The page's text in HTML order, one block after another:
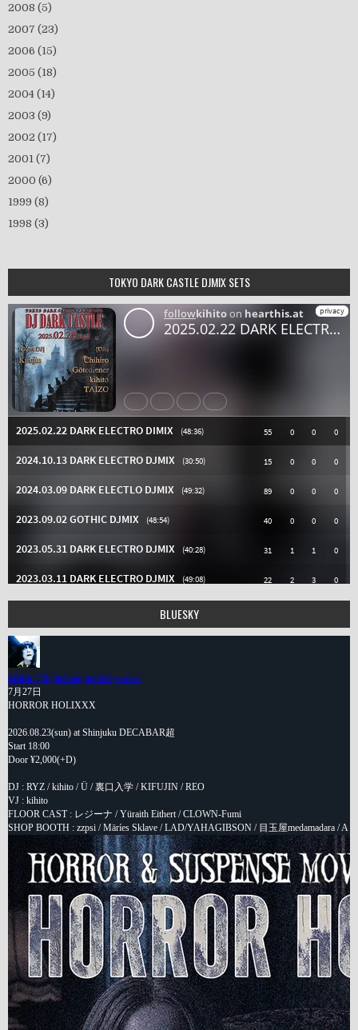
2008 (5)
2007 (23)
2006 (15)
2005 (18)
2004 (14)
2003 (9)
2002 (17)
2001 (7)
2000 (6)
1999 (8)
1998 (3)
TOKYO DARK CASTLE DJMIX SETS
BLUESKY